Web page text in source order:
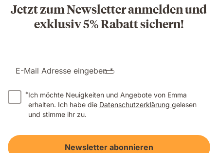
Jetzt zum Newsletter anmelden und
exklusiv 5% Rabatt sichern!
E-Mail Adresse eingeben *
*Ich möchte Neuigkeiten und Angebote von Emma
erhalten. Ich habe die Datenschutzerklärung gelesen
und stimme ihr zu.
Newsletter abonnieren